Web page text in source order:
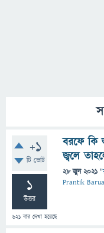
+1
টি ভোট
1
উত্তর
621 বার দেখা হয়েছে
বরফে কি
জ্বলে
28 জুন 2021 "
Prantik Barua